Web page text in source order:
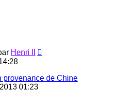
Henri II
provenance de Chine
01:23